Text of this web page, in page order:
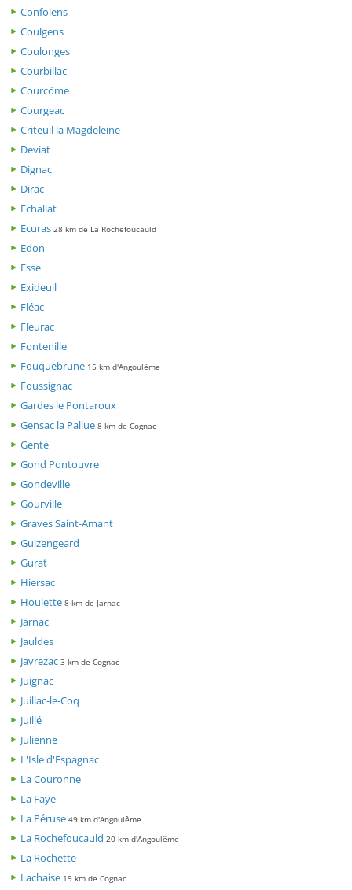
Confolens
Coulgens
Coulonges
Courbillac
Courcôme
Courgeac
Criteuil la Magdeleine
Deviat
Dignac
Dirac
Echallat
Ecuras 28 km de La Rochefoucauld
Edon
Esse
Exideuil
Fléac
Fleurac
Fontenille
Fouquebrune 15 km d'Angoulême
Foussignac
Gardes le Pontaroux
Gensac la Pallue 8 km de Cognac
Genté
Gond Pontouvre
Gondeville
Gourville
Graves Saint-Amant
Guizengeard
Gurat
Hiersac
Houlette 8 km de Jarnac
Jarnac
Jauldes
Javrezac 3 km de Cognac
Juignac
Juillac-le-Coq
Juillé
Julienne
L'Isle d'Espagnac
La Couronne
La Faye
La Péruse 49 km d'Angoulême
La Rochefoucauld 20 km d'Angoulême
La Rochette
Lachaise 19 km de Cognac